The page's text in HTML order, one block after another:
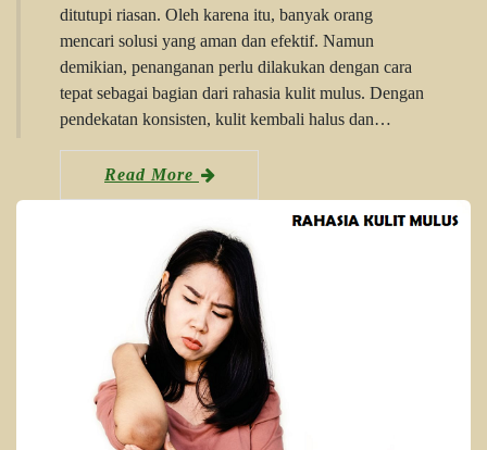
ditutupi riasan. Oleh karena itu, banyak orang
mencari solusi yang aman dan efektif. Namun
demikian, penanganan perlu dilakukan dengan cara
tepat sebagai bagian dari rahasia kulit mulus. Dengan
pendekatan konsisten, kulit kembali halus dan…
Read More